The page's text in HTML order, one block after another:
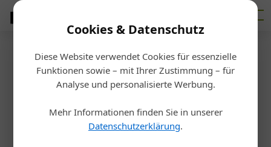
Cookies & Datenschutz
Diese Website verwendet Cookies für essenzielle
Funktionen sowie – mit Ihrer Zustimmung – für
Analyse und personalisierte Werbung.
Mehr Informationen finden Sie in unserer
Datenschutzerklärung.
Startseite/Allgemein
Glasarchitektur
New Work hinter terrassierten
Fassaden